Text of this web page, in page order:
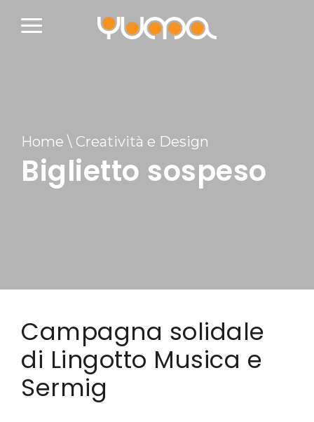
Home \ Creatività e Design
Biglietto sospeso
Campagna solidale
di Lingotto Musica e
Sermig